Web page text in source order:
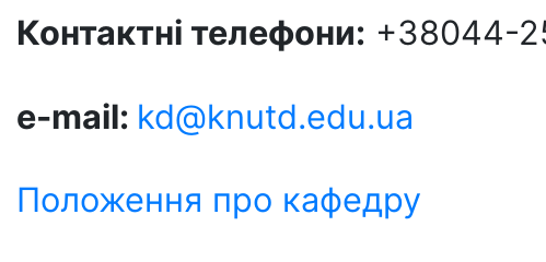
Контактні телефони: +38044-
e-mail: kd@knutd.edu.ua
Положення про кафедру